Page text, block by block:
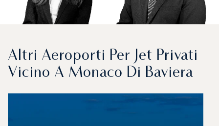
Altri Aeroporti Per Jet Privati
Vicino A Monaco Di Baviera